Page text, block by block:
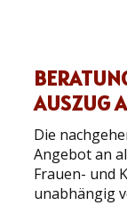
AUSZUG
Die
Angebot an
Frauen- und
unabhängig